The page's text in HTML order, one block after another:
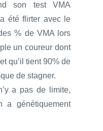
son test VMA
été flirter avec le
% de VMA lors
un coureur dont
qu’il tient 90% de
de stagner.
a pas de limite,
a génétiquement